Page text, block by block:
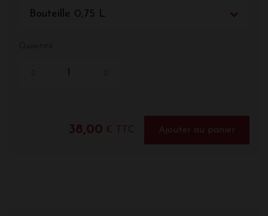
Bouteille 0,75 L
38,00 € TTC Ajouter au panier